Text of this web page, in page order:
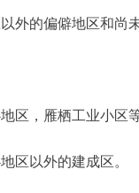
的偏僻地区和尚
，雁栖工业小区
以外的建成区。